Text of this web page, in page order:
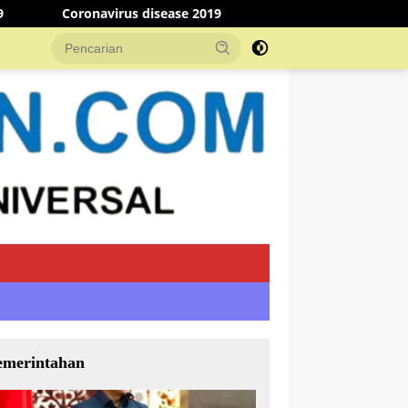
2019 Peserta Paskibraka dengarkan Arahan